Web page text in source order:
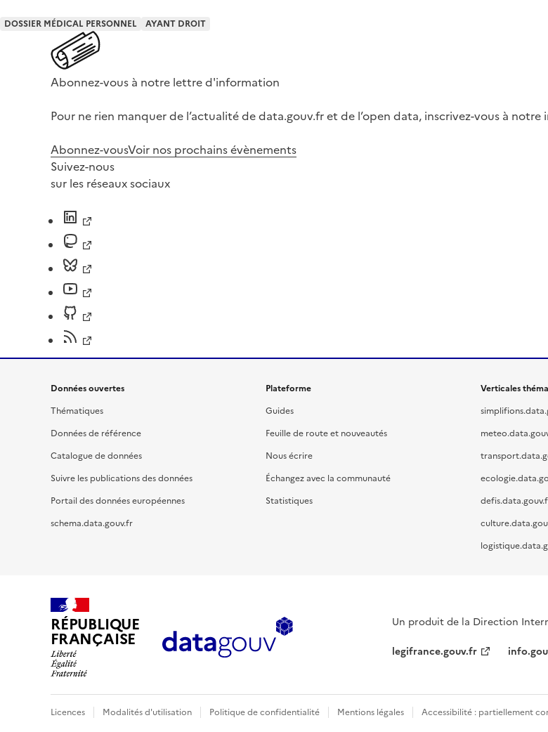
DOSSIER MÉDICAL PERSONNEL AYANT DROIT
Abonnez-vous à notre lettre d'information
Pour ne rien manquer de l’actualité de data.gouv.fr et de l’open data, inscrivez-vous à
Abonnez-vousVoir nos prochains évènements
Suivez-nous
sur les réseaux sociaux
Données ouvertes
Thématiques
Données de référence
Catalogue de données
Suivre les publications des données
Portail des données européennes
schema.data.gouv.fr
Plateforme
Guides
Feuille de route et nouveautés
Nous écrire
Échangez avec la communauté
Statistiques
Verticales
RÉPUBLIQUE
FRANÇAISE
Un produit de la Direction
legifrance.gouv.fr
Licences Modalités d'utilisation Politique de confidentialité Mentions légales Accessibilité : partiellement